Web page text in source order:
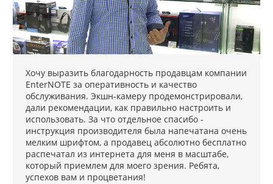
Хочу выразить благодарность продавцам компании
EnterNOTE за оперативность и качество
обслуживания. Экшн-камеру продемонстрировали,
дали рекомендации, как правильно настроить и
использовать. За что отдельное спасибо -
инструкция производителя была напечатана очень
мелким шрифтом, а продавец абсолютно бесплатно
распечатал из интернета для меня в масштабе,
который приемлем для моего зрения. Ребята,
успехов вам и процветания!